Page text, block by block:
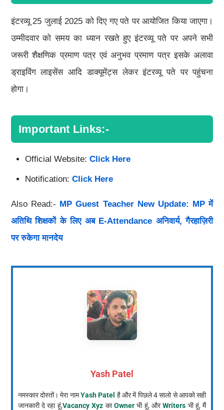
इंटरव्यू 25 जुलाई 2025 को दिए गए पते पर आयोजित किया जाएगा।
उम्मीदवार को समय का ध्यान रखते हुए इंटरव्यू पते पर अपने सभी
जरूरी शैक्षणिक प्रमाण पत्र एवं अनुभव प्रमाण पत्र इसके अलावा
ड्राइविंग लाइसेंस आदि डाक्यूमेंट्स लेकर इंटरव्यू पते पर पहुंचना
होगा।
Important Links:-
Official Website: Click Here
Notification: Click Here
Also Read:- MP Guest Teacher New Update: MP में
अतिथि शिक्षकों के लिए अब E-Attendance अनिवार्य, गैरहाज़िरी
पर रुकेगा मानदेय
Yash Patel
नमस्कार दोस्तों। मेरा नामYash Patel है और में पिछले 4 सालो से आपको सही
जानकारी दे रहा हूं,Vacancy Xyz काOwnerभी हूं, औरWriters भी हूं, मैं